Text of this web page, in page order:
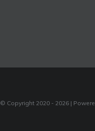
© Copyright 2020 - 2026 |